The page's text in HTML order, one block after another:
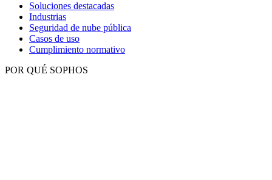
Soluciones destacadas
Industrias
Seguridad de nube pública
Casos de uso
Cumplimiento normativo
POR QUÉ SOPHOS